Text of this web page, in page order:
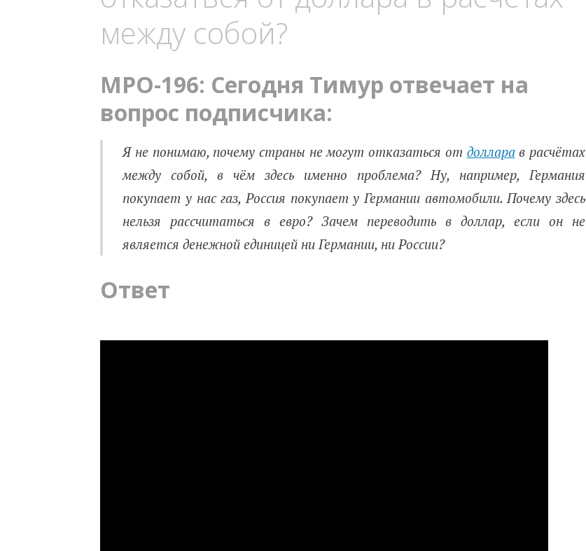
между собой?
MPO-196: Сегодня Тимур отвечает на
вопрос подписчика:
Я не понимаю, почему страны не могут отказаться от долларав расчётах
между собой, в чём здесь именно проблема? Ну, например, Германия
покупает у нас газ, Россия покупает у Германии автомобили. Почему здесь
нельзя рассчитаться в евро? Зачем переводить в доллар, если он не
является денежной единицей ни Германии, ни России?
Ответ